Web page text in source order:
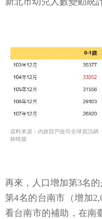
資料來源：內政部戶政司全球資訊網
林晴揚
再來，人口增加第3名
第4名的台南市（增加
看台南市的補助，在南